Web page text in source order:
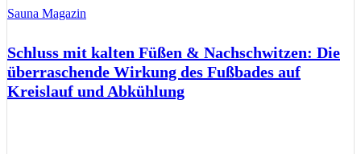
Sauna Magazin
Schluss mit kalten Füßen & Nachschwitzen: Die
überraschende Wirkung des Fußbades auf
Kreislauf und Abkühlung